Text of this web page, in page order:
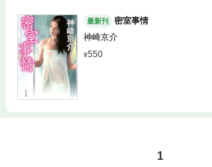
最新刊
密室事情
神崎京介
550
1